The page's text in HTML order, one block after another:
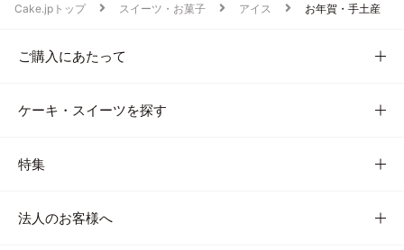
Cake.jpトップ スイーツ・お菓子 アイス お年賀・手土産
ご購入にあたって
ケーキ・スイーツを探す
特集
法人のお客様へ